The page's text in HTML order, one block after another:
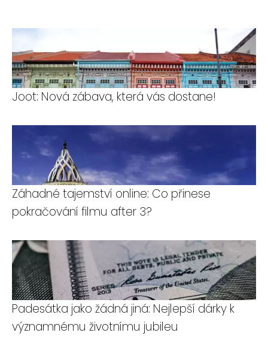
Joot: Nová zábava, která vás dostane!
Záhadné tajemství online: Co přinese
pokračování filmu after 3?
Padesátka jako žádná jiná: Nejlepší dárky k
významnému životnímu jubileu